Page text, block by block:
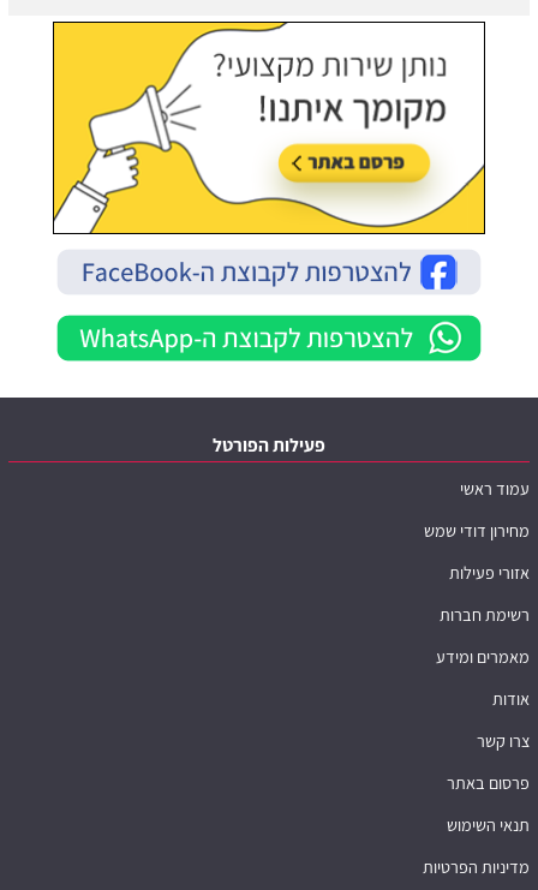
פעילות הפורטל
עמוד ראשי
מחירון דודי שמש
אזורי פעילות
רשימת חברות
מאמרים ומידע
אודות
צרו קשר
פרסום באתר
תנאי השימוש
מדיניות הפרטיות